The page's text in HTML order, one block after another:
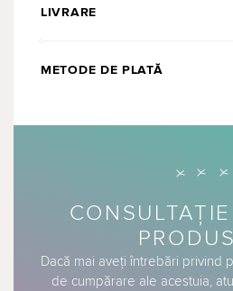
LIVRARE
METODE DE PLATĂ
Dacă mai aveți întrebări privind
de cumpărare ale acestuia,